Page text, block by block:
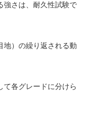
強さは、耐久性試験で
地）の繰り返される動
て各グレードに分けら